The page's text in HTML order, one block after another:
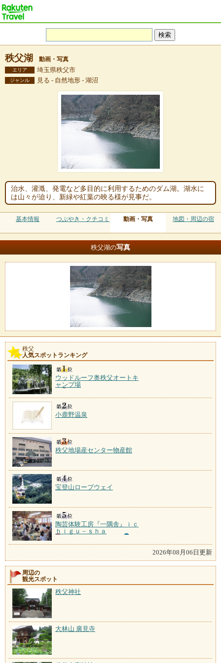
秩父湖 動画・写真
エリア 埼玉県秩父市
ジャンル 見る - 自然地形 - 湖沼
治水、灌漑、発電など多目的に利用するためのダム湖。湖水に
は山々が迫り、新緑や紅葉の映る様が見事だ。
基本情報 つぶやき・クチコミ 動画・写真 地図・周辺の宿
秩父湖の写真
秩父
人気スポットランキング
ウッドルーフ奥秩父オートキ
ャンプ場
小鹿野温泉
秩父地場産センター物産館
宝登山ロープウェイ
陶芸体験工房『一隅舎』ｉｃ
ｈｉｇｕ－ｓｈａ
2026年08月06日更新
周辺の
観光スポット
秩父神社
大林山 廣見寺